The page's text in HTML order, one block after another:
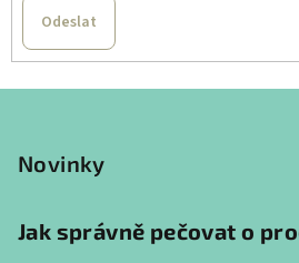
Odeslat
Novinky
Jak správně pečovat o